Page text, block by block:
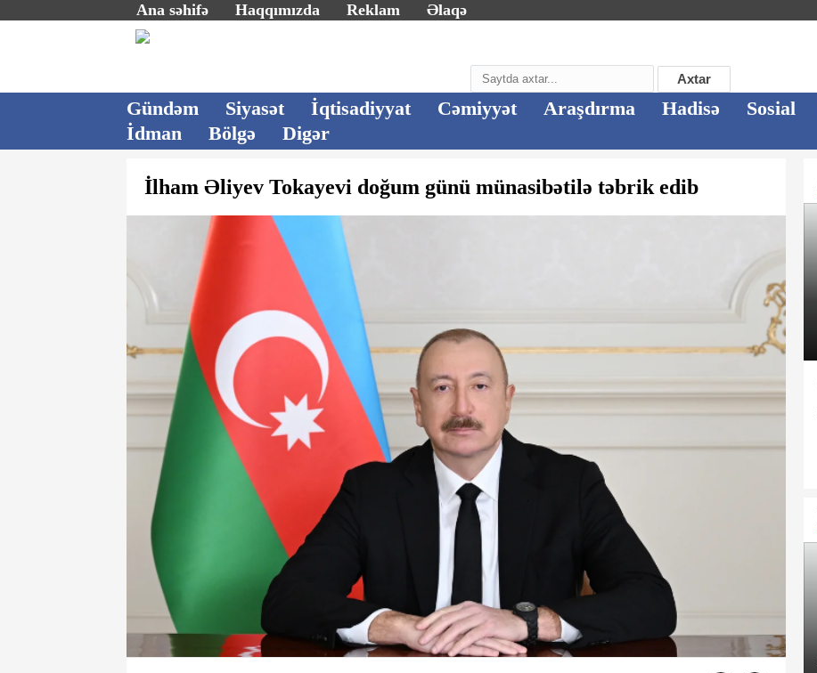
Ana səhifə Haqqımızda Reklam Əlaqə
Axtar
Gündəm Siyasət İqtisadiyyat Cəmiyyət Araşdırma Hadisə Sosial
İdman
Bölgə Digər
İlham Əliyev Tokayevi doğum günü münasibətilə təbrik edib